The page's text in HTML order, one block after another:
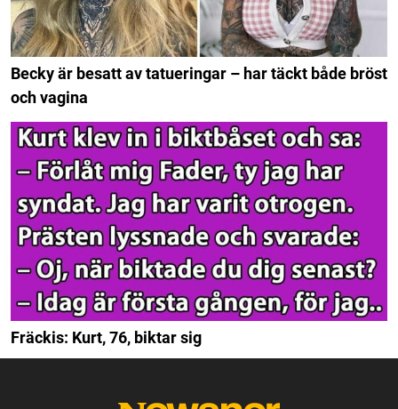
Becky är besatt av tatueringar – har täckt både bröst
och vagina
Fräckis: Kurt, 76, biktar sig